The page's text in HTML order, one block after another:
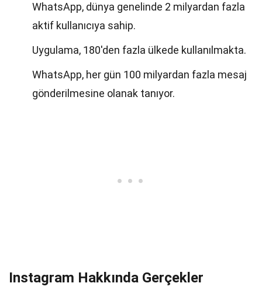
WhatsApp, dünya genelinde 2 milyardan fazla
aktif kullanıcıya sahip.
Uygulama, 180'den fazla ülkede kullanılmakta.
WhatsApp, her gün 100 milyardan fazla mesaj
gönderilmesine olanak tanıyor.
Instagram Hakkında Gerçekler